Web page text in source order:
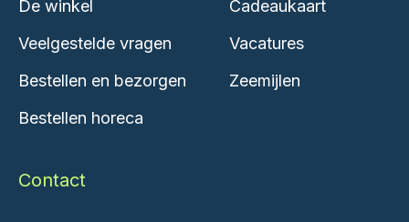
De winkel
Veelgestelde vragen
Bestellen en bezorgen
Bestellen horeca
Cadeaukaart
Vacatures
Zeemijlen
Contact